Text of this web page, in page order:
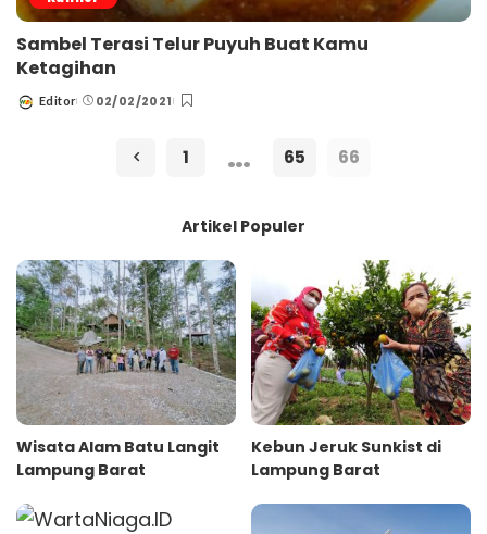
Sambel Terasi Telur Puyuh Buat Kamu
Ketagihan
Posted
Editor 02/02/2021
1 … 65 66
Artikel Populer
Wisata Alam Batu Langit
Lampung Barat
Kebun Jeruk Sunkist di
Lampung Barat